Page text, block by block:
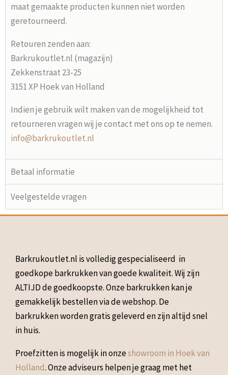
maat gemaakte producten kunnen niet worden
geretourneerd.
Retouren zenden aan:
Barkrukoutlet.nl (magazijn)
Zekkenstraat 23-25
3151 XP Hoek van Holland
Indien je gebruik wilt maken van de mogelijkheid tot
retourneren vragen wij je contact met ons op te nemen.
info@barkrukoutlet.nl
Betaal informatie
Veelgestelde vragen
Barkrukoutlet.nl is volledig gespecialiseerd in
goedkope barkrukken van goede kwaliteit. Wij zijn
ALTIJD de goedkoopste. Onze barkrukken kan je
gemakkelijk bestellen via de webshop. De
barkrukken worden gratis geleverd en zijn altijd snel
in huis.
Proefzitten is mogelijk in onzeshowroom in Hoek van
Holland. Onze adviseurs helpen je graag met het